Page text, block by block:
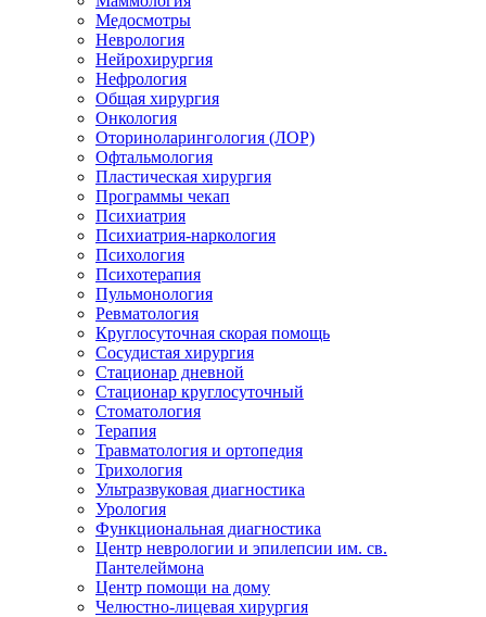
Медосмотры
Неврология
Нейрохирургия
Нефрология
Общая хирургия
Онкология
Оториноларингология (ЛОР)
Офтальмология
Пластическая хирургия
Программы чекап
Психиатрия
Психиатрия-наркология
Психология
Психотерапия
Пульмонология
Ревматология
Круглосуточная скорая помощь
Сосудистая хирургия
Стационар дневной
Стационар круглосуточный
Стоматология
Терапия
Травматология и ортопедия
Трихология
Ультразвуковая диагностика
Урология
Функциональная диагностика
Центр неврологии и эпилепсии им. св.
Пантелеймона
Центр помощи на дому
Челюстно-лицевая хирургия